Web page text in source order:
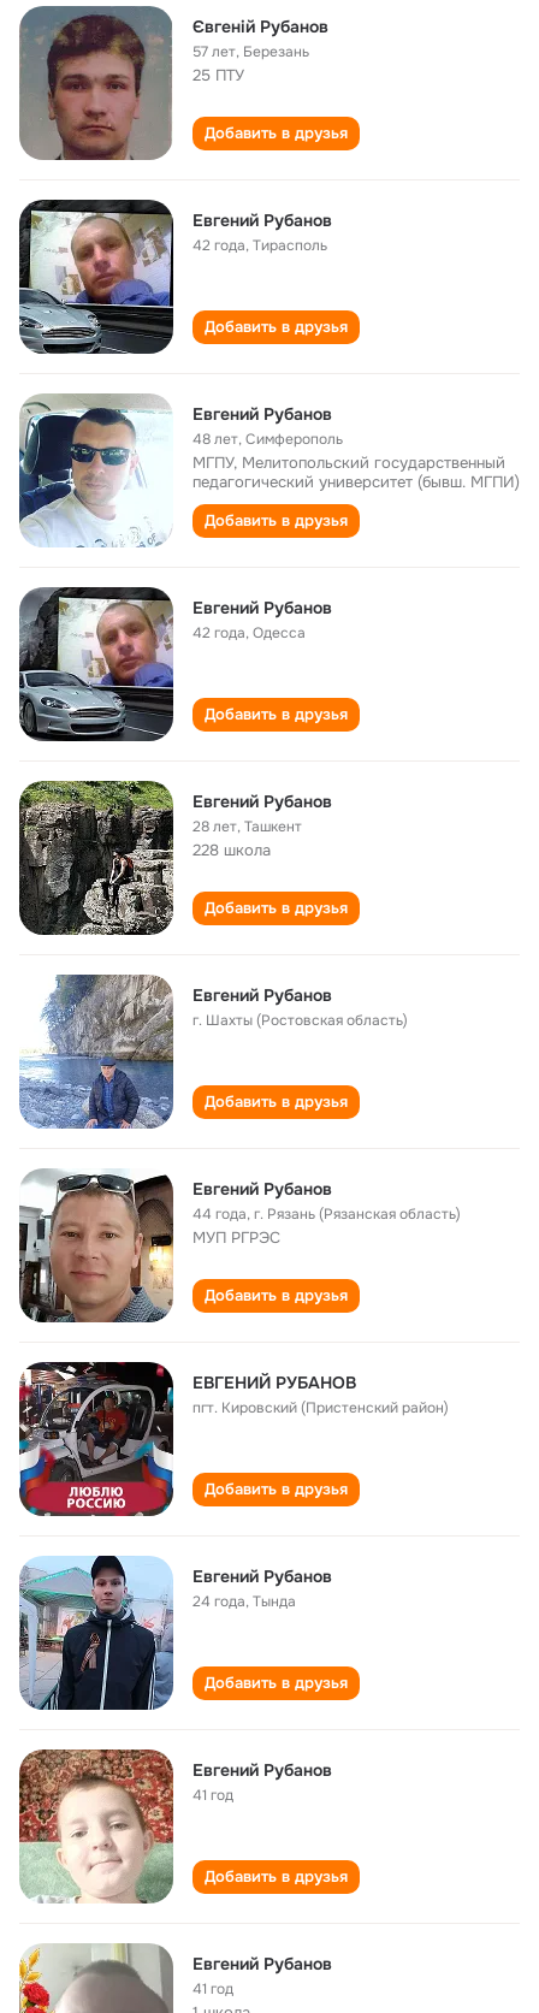
Євгеній Рубанов
57 лет, Березань
25 ПТУ
Добавить в друзья
Евгений Рубанов
42 года,Тирасполь
Добавить в друзья
Евгений Рубанов
48 лет,Симферополь
МГПУ, Мелитопольский государственный
педагогический университет (бывш. МГПИ)
Добавить в друзья
Евгений Рубанов
42 года,Одесса
Добавить в друзья
Евгений Рубанов
28 лет,Ташкент
228 школа
Добавить в друзья
Евгений Рубанов
г. Шахты (Ростовская область)
Добавить в друзья
Евгений Рубанов
44 года,г. Рязань (Рязанская область)
МУП РГРЭС
Добавить в друзья
ЕВГЕНИЙ РУБАНОВ
пгт. Кировский (Пристенский район)
Добавить в друзья
Евгений Рубанов
24 года,Тында
Добавить в друзья
Евгений Рубанов
41 год
Добавить в друзья
Евгений Рубанов
41 год